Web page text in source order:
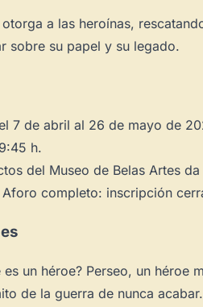
a las heroínas,
sobre su papel y su legado.
7 de abril al 26 de mayo de
h.
del Museo de Belas Artes
Aforo completo: inscripción
un héroe? Perseo, un héroe
de la guerra de nunca acabar.